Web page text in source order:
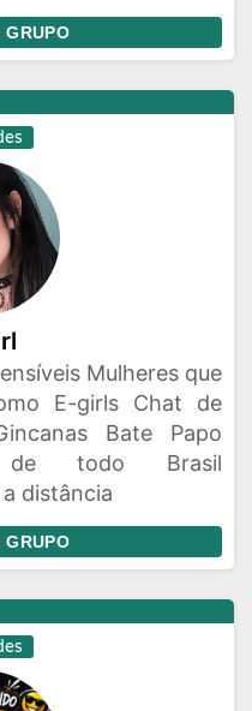
GRUPO
Mulheres que
E-girls Chat de
Bate Papo
de todo Brasil
distância
GRUPO